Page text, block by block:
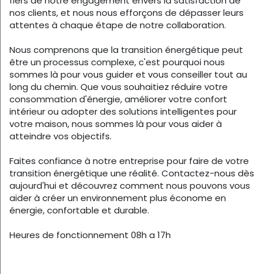
nos clients, et nous nous efforçons de dépasser leurs
attentes à chaque étape de notre collaboration.
Nous comprenons que la transition énergétique peut
être un processus complexe, c'est pourquoi nous
sommes là pour vous guider et vous conseiller tout au
long du chemin. Que vous souhaitiez réduire votre
consommation d'énergie, améliorer votre confort
intérieur ou adopter des solutions intelligentes pour
votre maison, nous sommes là pour vous aider à
atteindre vos objectifs.
Faites confiance à notre entreprise pour faire de votre
transition énergétique une réalité. Contactez-nous dès
aujourd'hui et découvrez comment nous pouvons vous
aider à créer un environnement plus économe en
énergie, confortable et durable.
Heures de fonctionnement 08h a 17h